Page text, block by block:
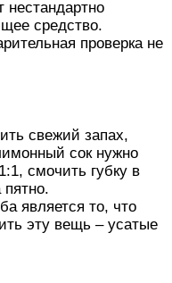
нестандартно
средство.
проверка не
свежий запах,
сок нужно
смочить губку в
является то, что
эту вещь – усатые